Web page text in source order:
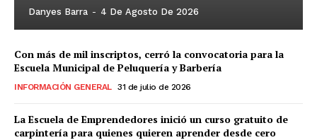
Danyes Barra - 4 De Agosto De 2026
Con más de mil inscriptos, cerró la convocatoria para la
Escuela Municipal de Peluquería y Barbería
INFORMACIÓN GENERAL 31 de julio de 2026
La Escuela de Emprendedores inició un curso gratuito de
carpintería para quienes quieren aprender desde cero